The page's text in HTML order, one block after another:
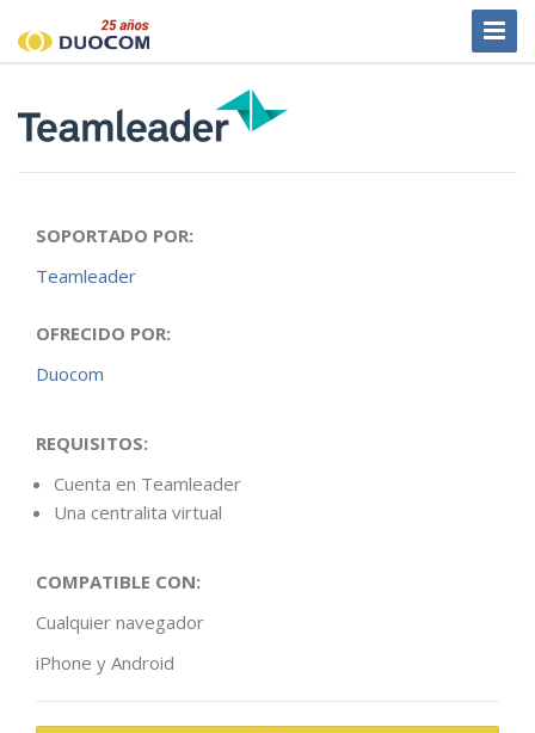
SOPORTADO POR:
Teamleader
OFRECIDO POR:
Duocom
REQUISITOS:
Cuenta en Teamleader
Una centralita virtual
COMPATIBLE CON:
Cualquier navegador
iPhone y Android